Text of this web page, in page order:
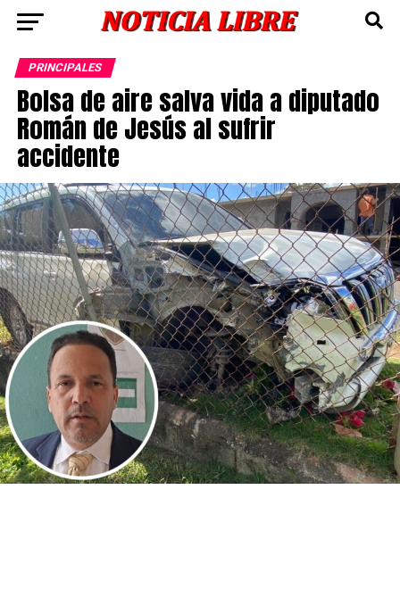
PRINCIPALES
Bolsa de aire salva vida a diputado
Román de Jesús al sufrir
accidente